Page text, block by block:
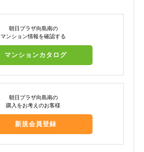
朝日プラザ向島南の
マンション情報を確認する
マンションカタログ
朝日プラザ向島南の
購入をお考えのお客様
新規会員登録